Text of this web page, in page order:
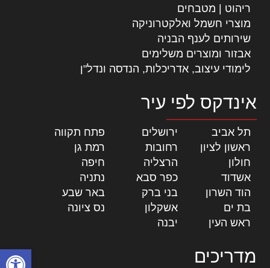
פתח
ריהוט | מטבחים
מוצרי חשמל ואלקטרוניקה
שירותים לענף הבניה
אבזור ומוצרים משלימים
לימודי עיצוב, אדריכלות, הנדסה ונדל"ן
אינדקס לפי עיר
תל אביב ירושלים פתח תקווה
ראשון לציון
רחובות רמת גן
חולון
הרצליה חיפה
אשדוד
כפר סבא נתניה
הוד השרון
בני ברק באר שבע
בת ים
אשקלון נס ציונה
ראש העין
יבנה
מדריכים